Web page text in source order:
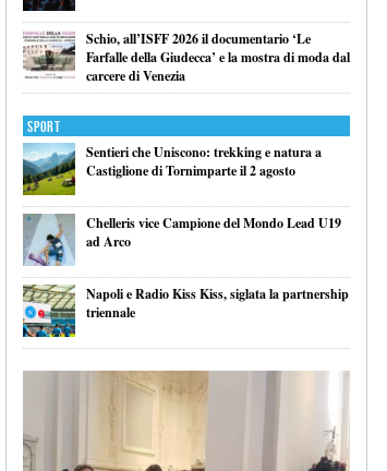
Schio, all’ISFF 2026 il documentario ‘Le
Farfalle della Giudecca’ e la mostra di moda dal
carcere di Venezia
Sport
Sentieri che Uniscono: trekking e natura a
Castiglione di Tornimparte il 2 agosto
Chelleris vice Campione del Mondo Lead U19
ad Arco
Napoli e Radio Kiss Kiss, siglata la partnership
triennale